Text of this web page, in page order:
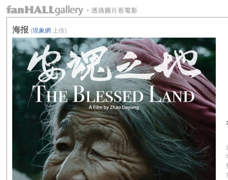
海报 (現象網 上传)